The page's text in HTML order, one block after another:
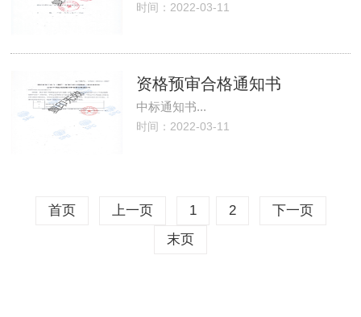
时间：2022-03-11
资格预审合格通知书
中标通知书...
时间：2022-03-11
首页 上一页 1 2
下一页
末页